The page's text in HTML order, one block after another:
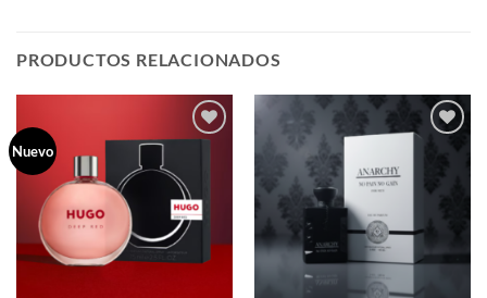
PRODUCTOS RELACIONADOS
Nuevo
A LA
LISTA
DE
DESEOS
LISTA